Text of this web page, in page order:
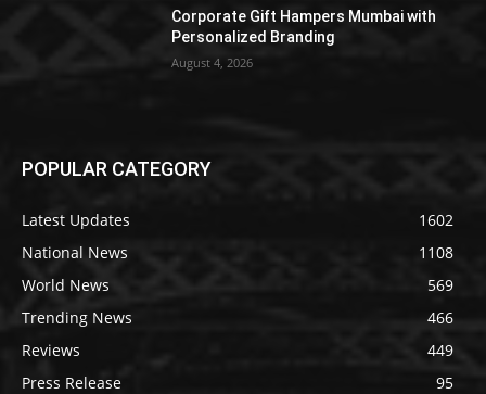
Corporate Gift Hampers Mumbai with
Personalized Branding
August 4, 2026
POPULAR CATEGORY
Latest Updates
1602
National News
1108
World News
569
Trending News
466
Reviews
449
Press Release
95